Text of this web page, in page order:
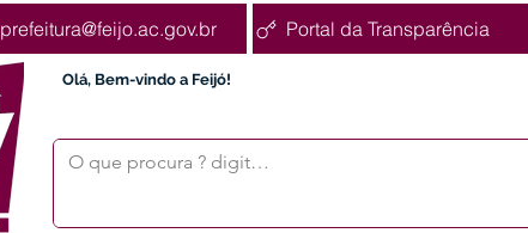
prefeitura@feijo.ac.gov.br Portal da Transparência
Olá, Bem-vindo a Feijó!